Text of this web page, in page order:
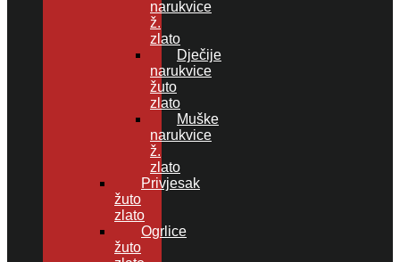
narukvice
ž.
zlato
Dječije
narukvice
žuto
zlato
Muške
narukvice
ž.
zlato
Privjesak
žuto
zlato
Ogrlice
žuto